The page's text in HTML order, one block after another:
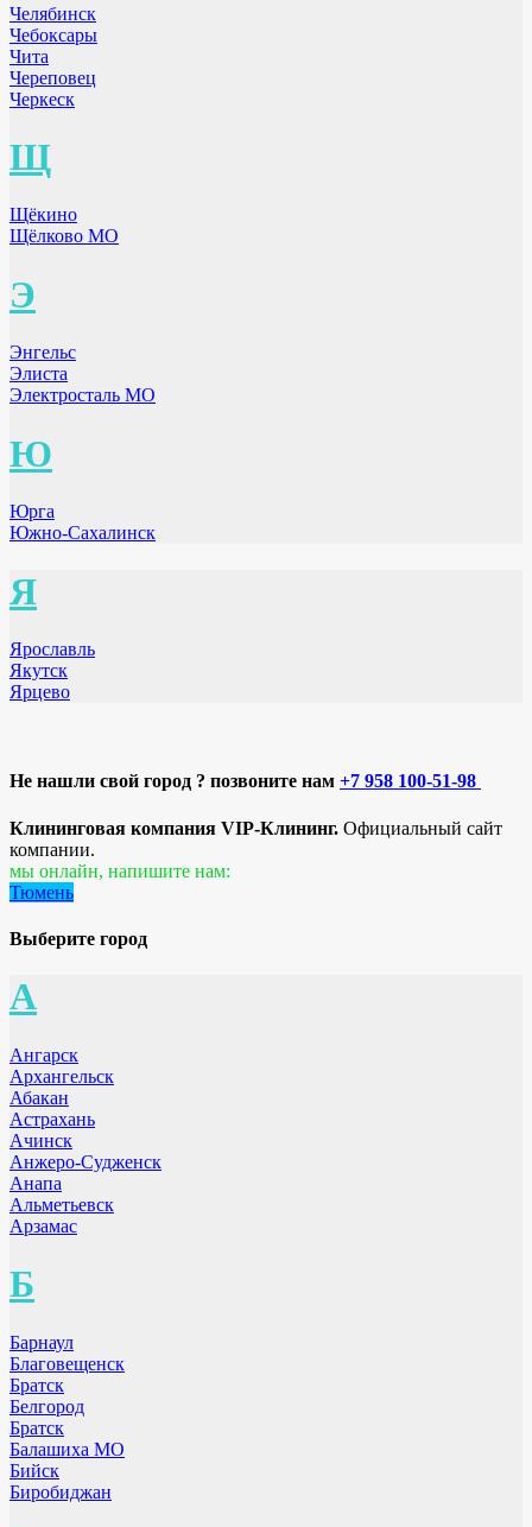
Челябинск
Чебоксары
Чита
Череповец
Черкеск
Щ
Щёкино
Щёлково МО
Э
Энгельс
Элиста
Электросталь МО
Ю
Юрга
Южно-Сахалинск
Я
Ярославль
Якутск
Ярцево
Не нашли свой город ? позвоните нам +7 958 100-51-98
Клининговая компания VIP-Клининг. Официальный сайт
компании.
мы онлайн, напишите нам:
Тюмень
Выберите город
А
Ангарск
Архангельск
Абакан
Астрахань
Ачинск
Анжеро-Судженск
Анапа
Альметьевск
Арзамас
Б
Барнаул
Благовещенск
Братск
Белгород
Братск
Балашиха МО
Бийск
Биробиджан